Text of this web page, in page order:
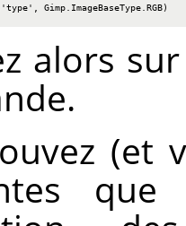
Gimp.ImageBaseType.RGB)
alors
(et